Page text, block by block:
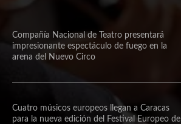
Compañía Nacional de Teatro presentará
impresionante espectáculo de fuego en la
arena del Nuevo Circo
Cuatro músicos europeos llegan a Caracas
para la nueva edición del Festival Europeo de